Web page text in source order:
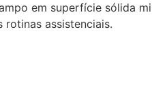
em superfície sólida
rotinas assistenciais.